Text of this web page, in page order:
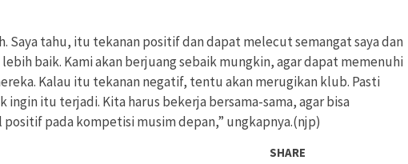
Saya tahu, itu tekanan positif dan dapat melecut semangat saya dan
lebih baik. Kami akan berjuang sebaik mungkin, agar dapat memenuhi
Kalau itu tekanan negatif, tentu akan merugikan klub. Pasti
ingin itu terjadi. Kita harus bekerja bersama-sama, agar bisa
positif pada kompetisi musim depan,” ungkapnya.(njp)
SHARE